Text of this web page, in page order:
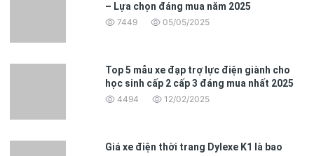
– Lựa chọn đáng mua năm 2025
7449 05/05/2025
Top 5 mẫu xe đạp trợ lực điện giành cho
học sinh cấp 2 cấp 3 đáng mua nhất 2025
4494 12/02/2025
Giá xe điện thời trang Dylexe K1 là bao